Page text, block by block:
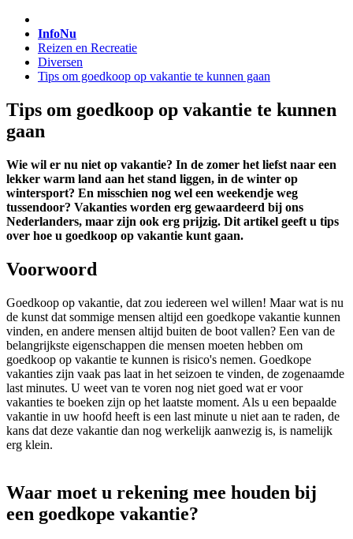
InfoNu
Reizen en Recreatie
Diversen
Tips om goedkoop op vakantie te kunnen gaan
Tips om goedkoop op vakantie te kunnen
gaan
Wie wil er nu niet op vakantie? In de zomer het liefst naar een
lekker warm land aan het stand liggen, in de winter op
wintersport? En misschien nog wel een weekendje weg
tussendoor? Vakanties worden erg gewaardeerd bij ons
Nederlanders, maar zijn ook erg prijzig. Dit artikel geeft u tips
over hoe u goedkoop op vakantie kunt gaan.
Voorwoord
Goedkoop op vakantie, dat zou iedereen wel willen! Maar wat is nu
de kunst dat sommige mensen altijd een goedkope vakantie kunnen
vinden, en andere mensen altijd buiten de boot vallen? Een van de
belangrijkste eigenschappen die mensen moeten hebben om
goedkoop op vakantie te kunnen is risico's nemen. Goedkope
vakanties zijn vaak pas laat in het seizoen te vinden, de zogenaamde
last minutes. U weet van te voren nog niet goed wat er voor
vakanties te boeken zijn op het laatste moment. Als u een bepaalde
vakantie in uw hoofd heeft is een last minute u niet aan te raden, de
kans dat deze vakantie dan nog werkelijk aanwezig is, is namelijk
erg klein.
Waar moet u rekening mee houden bij
een goedkope vakantie?